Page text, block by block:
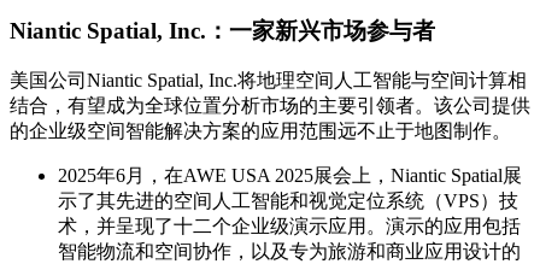
Niantic Spatial, Inc.：一家新兴市场参与者
美国公司Niantic Spatial, Inc.将地理空间人工智能与空间计算相
结合，有望成为全球位置分析市场的主要引领者。该公司提供
的企业级空间智能解决方案的应用范围远不止于地图制作。
2025年6月，在AWE USA 2025展会上，Niantic Spatial展
示了其先进的空间人工智能和视觉定位系统（VPS）技
术，并呈现了十二个企业级演示应用。演示的应用包括
智能物流和空间协作，以及专为旅游和商业应用设计的